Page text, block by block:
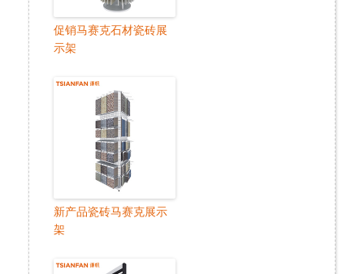
促销马赛克石材瓷砖展
示架
新产品瓷砖马赛克展示
架